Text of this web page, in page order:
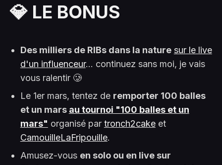
💎 LE BONUS
Des milliers de RIBs dans la nature sur le live
d'un influenceur... continuez sans moi, je vais
vous ralentir 🥲
Le 1er mars, tentez de remporter 100 balles
et un mars au tournoi "100 balles et un
mars" organisé par tronch2cakeet
CamouilleLaFripouille.
Amusez-vous en solo ou en live sur